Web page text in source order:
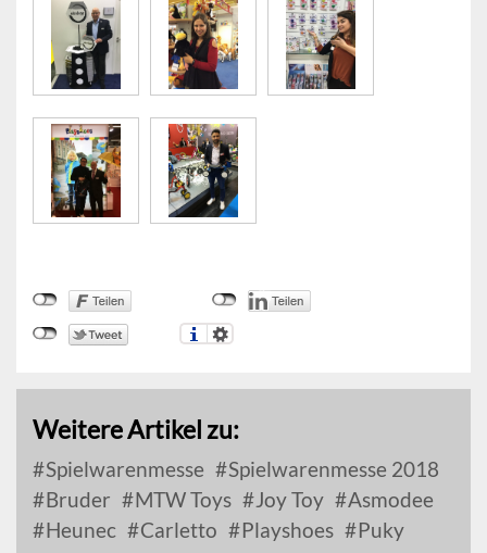
Weitere Artikel zu:
Spielwarenmesse
Spielwarenmesse 2018
Bruder
MTW Toys Joy Toy
Asmodee
Heunec
Carletto Playshoes Puky